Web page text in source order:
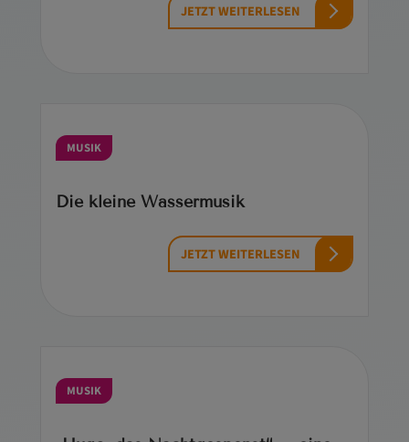
JETZT WEITERLESEN
MUSIK
Die kleine Wassermusik
JETZT WEITERLESEN
MUSIK